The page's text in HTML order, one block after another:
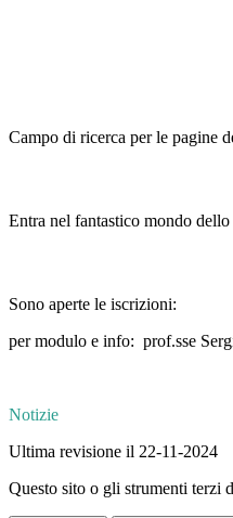
Campo di ricerca per le pagine
Entra nel fantastico mondo
Sono aperte le iscrizioni:
per modulo e info: prof.sse
Notizie
Ultima revisione il 22-11-2024
Questo sito o gli strumenti terzi